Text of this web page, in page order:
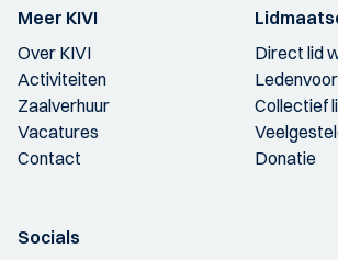
Meer KIVI
Over KIVI
Activiteiten
Zaalverhuur
Vacatures
Contact
Direct lid
Collectief
Donatie
Socials